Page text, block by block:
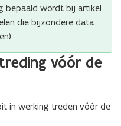
bepaald wordt bij artikel
die bijzondere data
vóór de
in werking treden vóór de